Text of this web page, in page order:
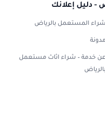
- دليل إعلانك
شراء المستعمل بالرياض
مدونة
عن خدمة – شراء اثاث مستعمل
بالرياض